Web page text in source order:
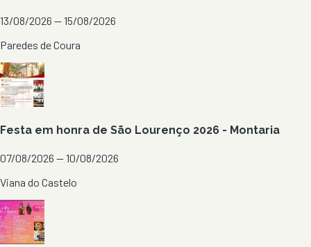
13/08/2026 — 15/08/2026
Paredes de Coura
Festa em honra de São Lourenço 2026 - Montaria
07/08/2026 — 10/08/2026
Viana do Castelo